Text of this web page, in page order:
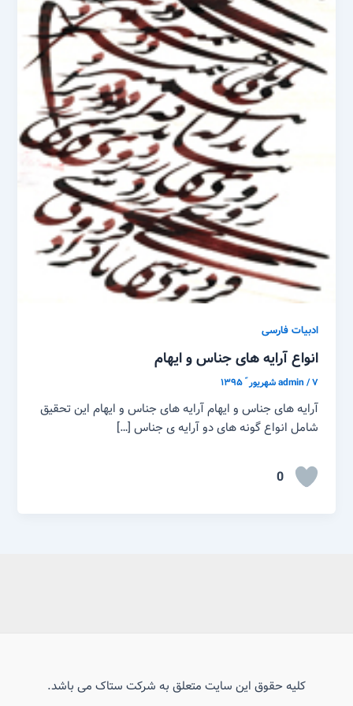
ادبیات فارسی
انواع آرایه های جناس و ایهام
admin/۷ شهریور ّ ۱۳۹۵
آرایه های جناس و ایهام آرایه های جناس و ایهام این تحقیق
شامل انواع گونه های دو آرایه ی جناس […]
0
کلیه حقوق این سایت متعلق به شرکت ستاک می باشد.